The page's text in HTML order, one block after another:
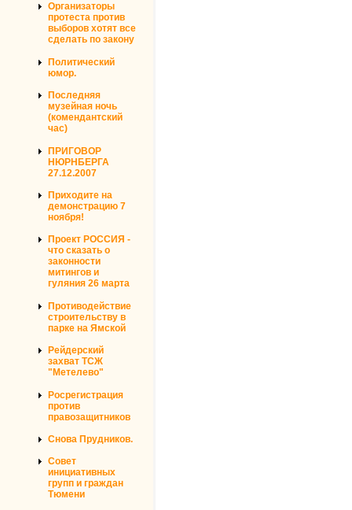
Организаторы
протеста против
выборов хотят все
сделать по закону
Политический
юмор.
Последняя
музейная ночь
(комендантский
час)
ПРИГОВОР
НЮРНБЕРГА
27.12.2007
Приходите на
демонстрацию 7
ноября!
Проект РОССИЯ -
что сказать о
законности
митингов и
гуляния 26 марта
Противодействие
строительству в
парке на Ямской
Рейдерский
захват ТСЖ
"Метелево"
Росрегистрация
против
правозащитников
Снова Прудников.
Совет
инициативных
групп и граждан
Тюмени